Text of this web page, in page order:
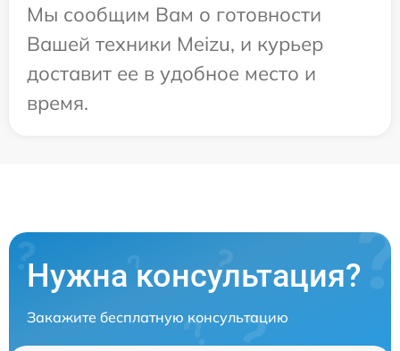
Мы сообщим Вам о готовности
Вашей техники Meizu, и курьер
доставит ее в удобное место и
время.
Нужна консультация?
Закажите бесплатную консультацию